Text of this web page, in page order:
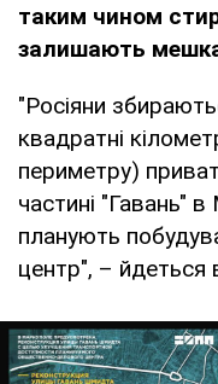
таким чином
залишають
"Росіяни
квадратні
периметру)
частині "Гавань" в
планують
центр", – йдеться